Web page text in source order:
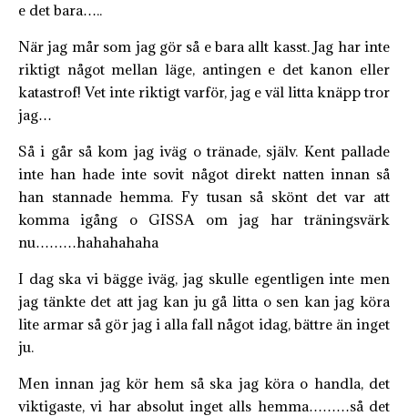
e det bara…..
När jag mår som jag gör så e bara allt kasst. Jag har inte
riktigt något mellan läge, antingen e det kanon eller
katastrof! Vet inte riktigt varför, jag e väl litta knäpp tror
jag…
Så i går så kom jag iväg o tränade, själv. Kent pallade
inte han hade inte sovit något direkt natten innan så
han stannade hemma. Fy tusan så skönt det var att
komma igång o GISSA om jag har träningsvärk
nu………hahahahaha
I dag ska vi bägge iväg, jag skulle egentligen inte men
jag tänkte det att jag kan ju gå litta o sen kan jag köra
lite armar så gör jag i alla fall något idag, bättre än inget
ju.
Men innan jag kör hem så ska jag köra o handla, det
viktigaste, vi har absolut inget alls hemma………så det